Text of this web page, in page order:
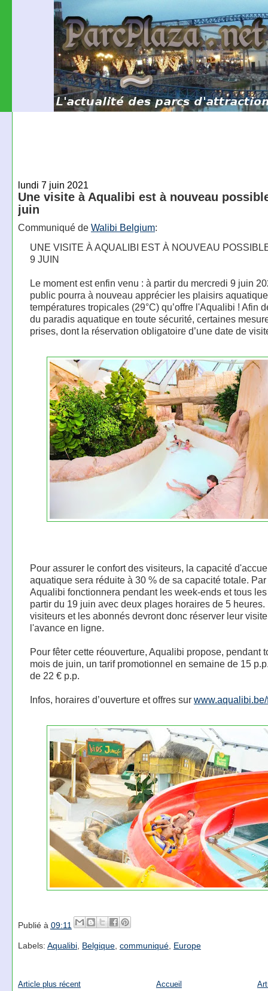
lundi 7 juin 2021
Une visite à Aqualibi est à nouveau
juin
Communiqué de Walibi Belgium:
UNE VISITE À AQUALIBI EST À NOUVEAU
9 JUIN
Le moment est enfin venu : à partir du mercredi 9 juin
public pourra à nouveau apprécier les plaisirs
températures tropicales (29°C) qu’offre l'Aqualibi ! Afin
du paradis aquatique en toute sécurité, certaines
prises, dont la réservation obligatoire d’une date de
Pour assurer le confort des visiteurs, la capacité
aquatique sera réduite à 30 % de sa capacité totale.
Aqualibi fonctionnera pendant les week-ends et tous
partir du 19 juin avec deux plages horaires de 5 heures.
visiteurs et les abonnés devront donc réserver leur
l'avance en ligne.
Pour fêter cette réouverture, Aqualibi propose, pendant
mois de juin, un tarif promotionnel en semaine de 15
de 22 € p.p.
Infos, horaires d’ouverture et offres sur
Publié à 09:11
Labels: Aqualibi, Belgique, communiqué, Europe
Article plus récent Accueil